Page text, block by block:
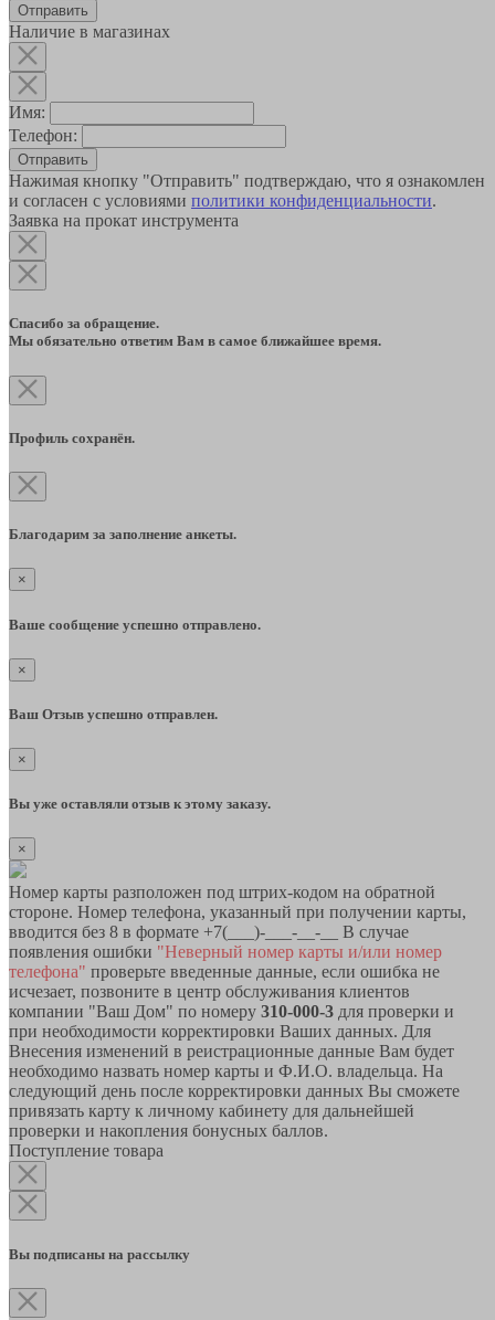
Наличие в магазинах
Имя:
Телефон:
Отправить
Нажимая кнопку "Отправить" подтверждаю, что я ознакомлен
и согласен с условиями политики конфиденциальности.
Заявка на прокат инструмента
Спасибо за обращение.
Мы обязательно ответим Вам в самое ближайшее время.
Профиль сохранён.
Благодарим за заполнение анкеты.
×
Ваше сообщение успешно отправлено.
×
Ваш Отзыв успешно отправлен.
×
Вы уже оставляли отзыв к этому заказу.
×
Номер карты разположен под штрих-кодом на обратной
стороне. Номер телефона, указанный при получении карты,
вводится без 8 в формате +7(___)-___-__-__ В случае
появления ошибки "Неверный номер карты и/или номер
телефона" проверьте введенные данные, если ошибка не
исчезает, позвоните в центр обслуживания клиентов
компании "Ваш Дом" по номеру 310-000-3 для проверки и
при необходимости корректировки Ваших данных. Для
Внесения изменений в реистрационные данные Вам будет
необходимо назвать номер карты и Ф.И.О. владельца. На
следующий день после корректировки данных Вы сможете
привязать карту к личному кабинету для дальнейшей
проверки и накопления бонусных баллов.
Поступление товара
Вы подписаны на рассылку